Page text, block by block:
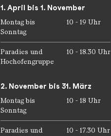
1. April bis 1. November
Montag bis
Sonntag
10 - 19 Uhr
Paradies und
Hochofengruppe
10 - 18.30 Uhr
2. November bis 31. März
Montag bis
Sonntag
10 - 18 Uhr
Paradies und
10 - 17.30 Uhr